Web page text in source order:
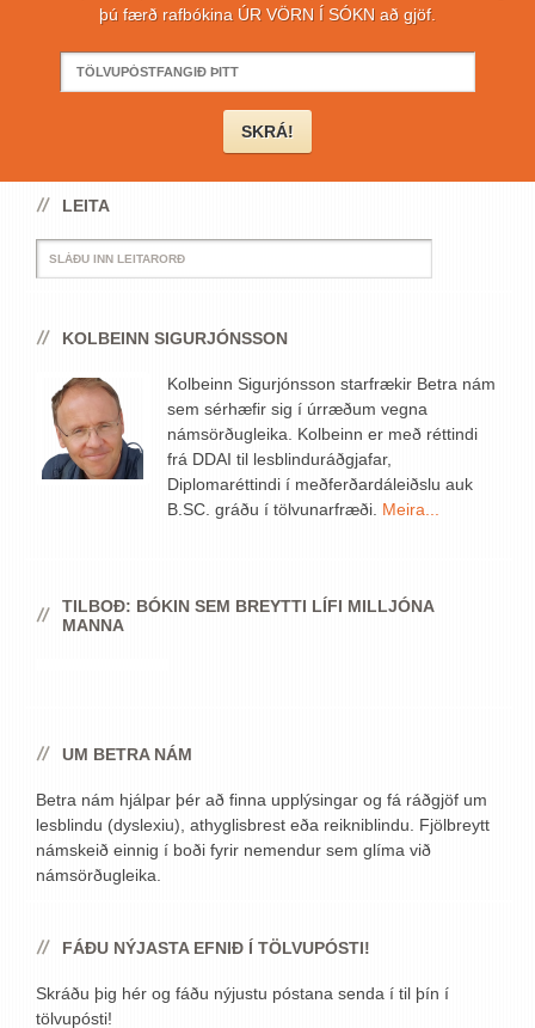
þú færð rafbókina ÚR VÖRN Í SÓKN að gjöf.
LEITA
KOLBEINN SIGURJÓNSSON
Kolbeinn Sigurjónsson starfrækir Betra nám
sem sérhæfir sig í úrræðum vegna
námsörðugleika. Kolbeinn er með réttindi
frá DDAI til lesblinduráðgjafar,
Diplomaréttindi í meðferðardáleiðslu auk
B.SC. gráðu í tölvunarfræði. Meira...
TILBOÐ: BÓKIN SEM BREYTTI LÍFI MILLJÓNA
MANNA
UM BETRA NÁM
Betra nám hjálpar þér að finna upplýsingar og fá ráðgjöf um
lesblindu (dyslexiu), athyglisbrest eða reikniblindu. Fjölbreytt
námskeið einnig í boði fyrir nemendur sem glíma við
námsörðugleika.
FÁÐU NÝJASTA EFNIÐ Í TÖLVUPÓSTI!
Skráðu þig hér og fáðu nýjustu póstana senda í til þín í
tölvupósti!